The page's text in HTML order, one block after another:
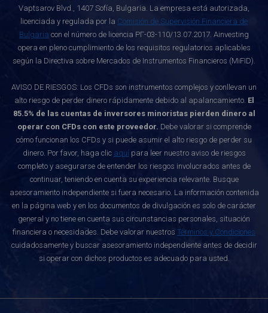
Vaptsarov Blvd., 1407 Sofía, Bulgaria. La empresa está autorizada,
licenciada y regulada por la Comisión de Supervisión Financiera de
Bulgaria con el número de licencia РГ-03-110/13.07.2017. Ainvesting
opera en pleno cumplimiento de los requisitos regulatorios aplicables
según la Directiva sobre Mercados de Instrumentos Financieros (MiFID).
AVISO DE RIESGOS: Los CFDs son instrumentos complejos y conllevan un
alto riesgo de perder dinero rápidamente debido al apalancamiento. El
85.5% de las cuentas de inversores minoristas pierden dinero al
operar con CFDs con este proveedor. Debe valorar si comprende
cómo funcionan los CFDs y si puede asumir el alto riesgo de perder su
dinero. Por favor, haga clic aquípara leer nuestro aviso de riesgos
completo y asegurarse de entender los riesgos involucrados antes de
continuar, teniendo en cuenta su experiencia relevante. Busque
asesoramiento independiente si fuera necesario. La información contenida
en la página web y en los documentos de divulgación es solo de carácter
general y no tiene en cuenta sus circunstancias personales, situación
financiera o necesidades. Debe valorar nuestros Términos y Condiciones
cuidadosamente y buscar asesoramiento independiente antes de decidir
si operar con dichos productos es adecuado para usted.